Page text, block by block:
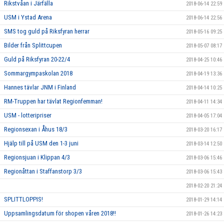
Rikstvåan i Järfälla 2018-06-14 22:59
USM i Ystad Arena 2018-06-14 22:56
SMS tog guld på Riksfyran herrar 2018-05-16 09:25
Bilder från Splittcupen 2018-05-07 08:17
Guld på Riksfyran 20-22/4 2018-04-25 10:46
Sommargympaskolan 2018 2018-04-19 13:36
Hannes tävlar JNM i Finland 2018-04-14 10:25
RM-Truppen har tävlat Regionfemman! 2018-04-11 14:34
USM - lotteripriser 2018-04-05 17:04
Regionsexan i Åhus 18/3 2018-03-20 16:17
Hjälp till på USM den 1-3 juni 2018-03-14 12:50
Regionsjuan i Klippan 4/3 2018-03-06 15:46
Regionåttan i Staffanstorp 3/3 2018-03-06 15:43
2018-02-20 21:24
SPLITTLOPPIS! 2018-01-29 14:14
Uppsamlingsdatum för shopen våren 2018!! 2018-01-26 14:23